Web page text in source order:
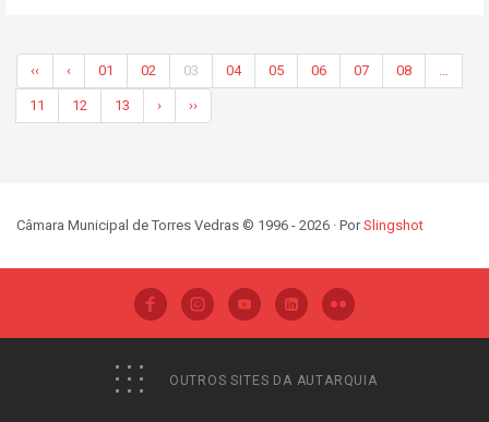
‹‹ ‹ 01 02 03 04 05 06 07 08 …
11 12 13 › ››
Câmara Municipal de Torres Vedras © 1996 - 2026 · PorSlingshot
OUTROS SITES DA AUTARQUIA